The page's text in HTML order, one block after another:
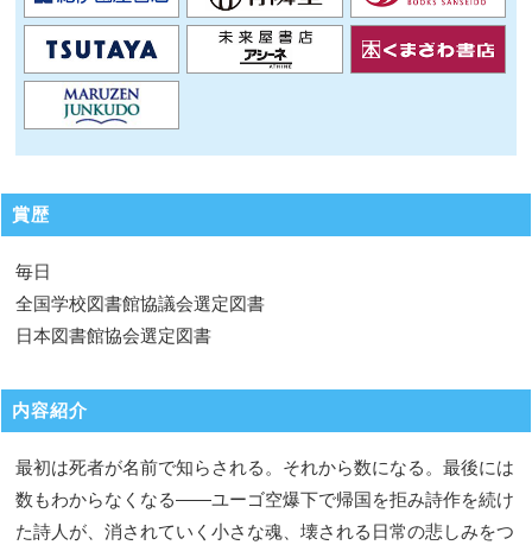
賞歴
毎日
全国学校図書館協議会選定図書
日本図書館協会選定図書
内容紹介
最初は死者が名前で知らされる。それから数になる。最後には
数もわからなくなる――ユーゴ空爆下で帰国を拒み詩作を続け
た詩人が、消されていく小さな魂、壊される日常の悲しみをつ